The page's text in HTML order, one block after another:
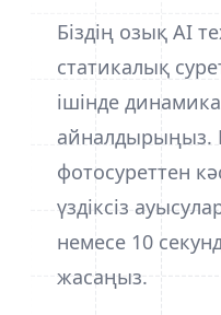
Біздің озық AI
статикалық
ішінде
айналдырыңыз.
фотосуреттен
үздіксіз
немесе 10
жасаңыз.